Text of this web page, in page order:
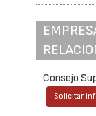
Consejo
Solicitar